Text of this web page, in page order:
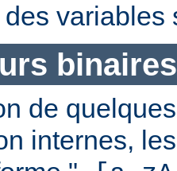
variables
binaires
de
internes,